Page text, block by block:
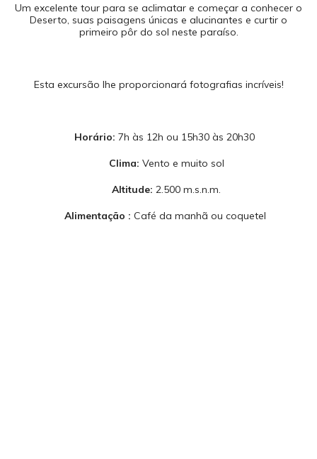
Um excelente tour para se aclimatar e começar a conhecer o
Deserto, suas paisagens únicas e alucinantes e curtir o
primeiro pôr do sol neste paraíso.
Esta excursão lhe proporcionará fotografias incríveis!
Horário: 7h às 12h ou 15h30 às 20h30
Clima: Vento e muito sol
Altitude: 2.500 m.s.n.m.
Alimentação : Café da manhã ou coquetel